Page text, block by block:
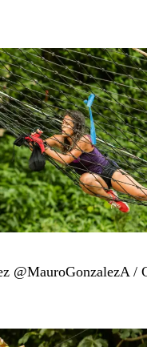
@MauroGonzalezA /